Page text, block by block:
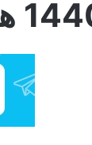
هـ / 2019 م